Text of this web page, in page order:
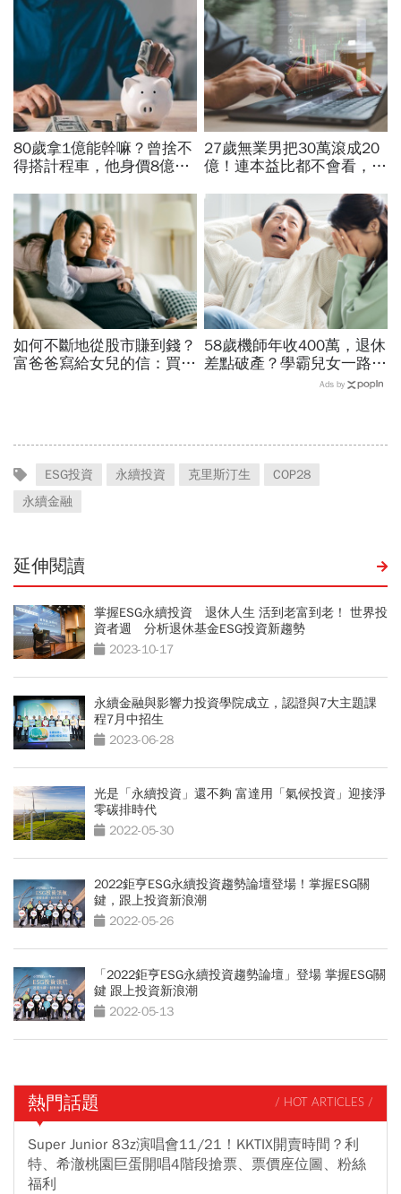
80歲拿1億能幹嘛？曾捨不
得搭計程車，他身價8億後
期」：這3件事花錢別手軟
27歲無業男把30萬滾成20
億！連本益比都不會看，氣
翻1萬倍的秘訣「年輕又
窮」
如何不斷地從股市賺到錢？
富爸爸寫給女兒的信：買股
58歲機師年收400萬，退休
差點破產？學霸兒女一路私
校、每月5萬學費掏空存
Ads by
ESG投資 永續投資 克里斯汀生
COP28
永續金融
延伸閱讀
掌握ESG永續投資 退休人生 活到老富到老！ 世界投
資者週 分析退休基金ESG投資新趨勢
2023-10-17
永續金融與影響力投資學院成立，認證與7大主題課
程7月中招生
2023-06-28
光是「永續投資」還不夠 富達用「氣候投資」迎接淨
零碳排時代
2022-05-30
2022鉅亨ESG永續投資趨勢論壇登場！掌握ESG關
鍵，跟上投資新浪潮
2022-05-26
「2022鉅亨ESG永續投資趨勢論壇」登場 掌握ESG關
鍵 跟上投資新浪潮
2022-05-13
熱門話題 / HOT ARTICLES /
Super Junior 83z演唱會11/21！KKTIX開賣時間？利
特、希澈桃園巨蛋開唱4階段搶票、票價座位圖、粉絲
福利